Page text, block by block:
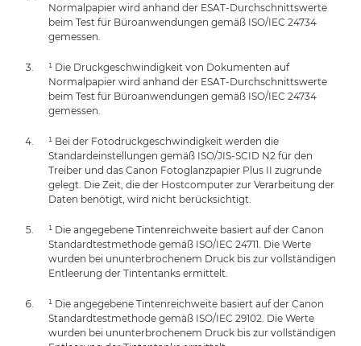
Normalpapier wird anhand der ESAT-Durchschnittswerte
beim Test für Büroanwendungen gemäß ISO/IEC 24734
gemessen.
¹ Die Druckgeschwindigkeit von Dokumenten auf
Normalpapier wird anhand der ESAT-Durchschnittswerte
beim Test für Büroanwendungen gemäß ISO/IEC 24734
gemessen.
¹ Bei der Fotodruckgeschwindigkeit werden die
Standardeinstellungen gemäß ISO/JIS-SCID N2 für den
Treiber und das Canon Fotoglanzpapier Plus II zugrunde
gelegt. Die Zeit, die der Hostcomputer zur Verarbeitung der
Daten benötigt, wird nicht berücksichtigt.
¹ Die angegebene Tintenreichweite basiert auf der Canon
Standardtestmethode gemäß ISO/IEC 24711. Die Werte
wurden bei ununterbrochenem Druck bis zur vollständigen
Entleerung der Tintentanks ermittelt.
¹ Die angegebene Tintenreichweite basiert auf der Canon
Standardtestmethode gemäß ISO/IEC 29102. Die Werte
wurden bei ununterbrochenem Druck bis zur vollständigen